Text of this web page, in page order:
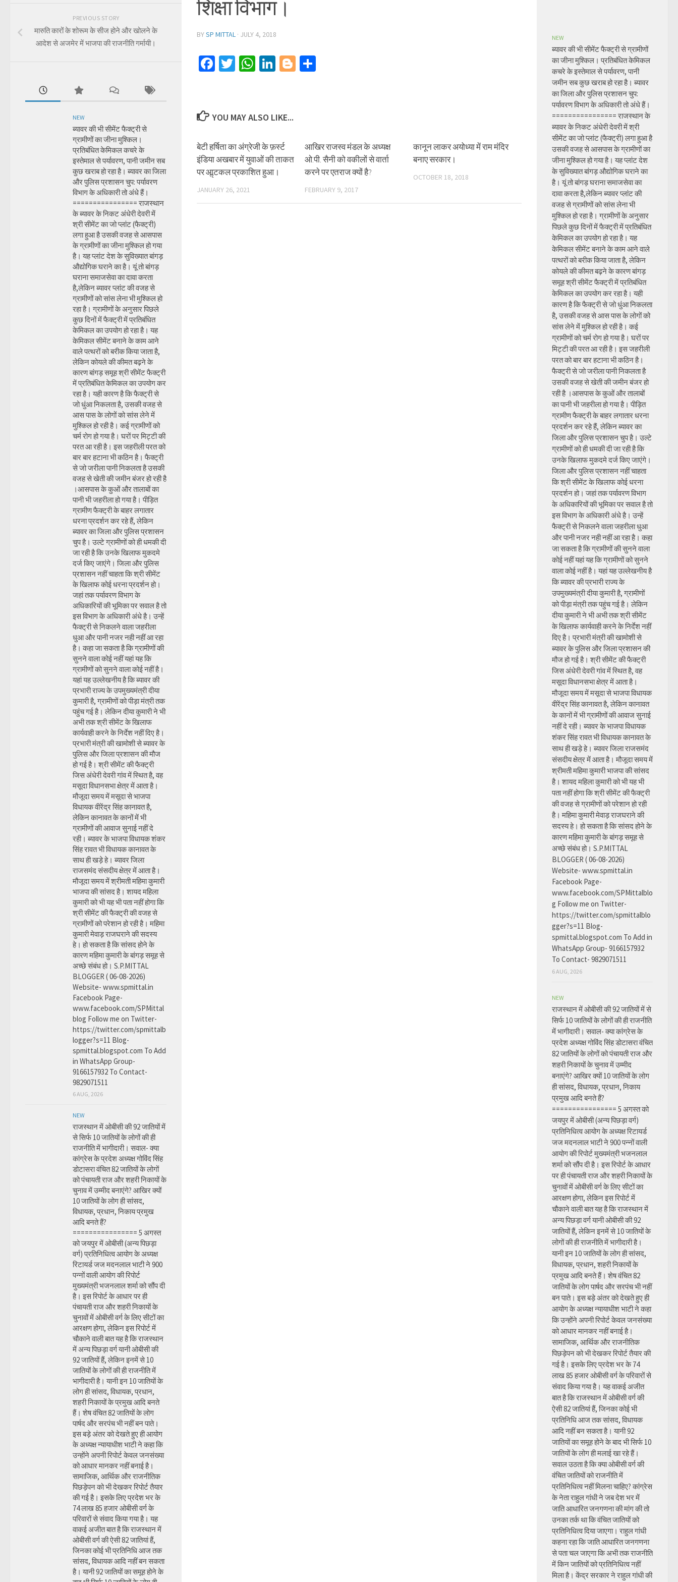
शिक्षा विभाग।
BYSP MITTAL · JULY 4, 2018
Facebook
TwitterWhatsApp
LinkedIn
Blogger
YOU MAY ALSO LIKE...
बेटी हर्षिता का अंग्रेजी के फ़र्स्ट
इंडिया अखबार में युवाओं की ताकत
पर आॢटकल प्रकाशित हुआ।
JANUARY 26, 2021
आखिर राजस्व मंडल के अध्यक्ष
ओ.पी. सैनी को वकीलों से वार्ता
करने पर एतराज क्यों है?
FEBRUARY 9, 2017
कानून लाकर अयोध्या में राम मंदिर
बनाए सरकार।
OCTOBER 18, 2018
PREVIOUS STORY
मारुति कारों के शोरूम के सीज होने और खोलने के
आदेश से अजमेर में भाजपा की राजनीति गर्मायी।
NEW
ब्यावर की भी सीमेंट फैक्ट्री से
ग्रामीणों का जीना मुश्किल।
प्रतिबंधित केमिकल कचरे के
इस्तेमाल से पर्यावरण, पानी जमीन सब
कुछ खराब हो रहा है। ब्यावर का जिला
और पुलिस प्रशासन चुप: पर्यावरण
विभाग के अधिकारी तो अंधे हैं।
================ राजस्थान
के ब्यावर के निकट अंधेरी देवरी में
श्री सीमेंट का जो प्लांट (फैक्ट्री)
लगा हुआ है उसकी वजह से आसपास
के ग्रामीणों का जीना मुश्किल हो गया
है। यह प्लांट देश के सुविख्यात बांगड़
औद्योगिक घराने का है। यूं तो बांगड़
घराना समाजसेवा का दावा करता
है,लेकिन ब्यावर प्लांट की वजह से
ग्रामीणों को सांस लेना भी मुश्किल हो
रहा है। ग्रामीणों के अनुसार पिछले
कुछ दिनों में फैक्ट्री में प्रतिबंधित
केमिकल का उपयोग हो रहा है। यह
केमिकल सीमेंट बनाने के काम आने
वाले पत्थरों को बरीक किया जाता है,
लेकिन कोयले की कीमत बढ़ने के
कारण बांगड़ समूह श्री सीमेंट फैक्ट्री
में प्रतिबंधित केमिकल का उपयोग कर
रहा है। यही कारण है कि फैक्ट्री से
जो धुंआ निकलता है, उसकी वजह से
आस पास के लोगों को सांस लेने में
मुश्किल हो रही है। कई ग्रामीणों को
चर्म रोग हो गया है। घरों पर मिट्टी की
परत आ रही है। इस जहरीली परत को
बार बार हटाना भी कठिन है। फैक्ट्री
से जो जरीला पानी निकलता है उसकी
वजह से खेती की जमीन बंजर हो रही है
।आसपास के कुओं और तालाबों का
पानी भी जहरीला हो गया है। पीड़ित
ग्रामीण फैक्ट्री के बाहर लगातार
धरना प्रदर्शन कर रहे हैं, लेकिन
ब्यावर का जिला और पुलिस प्रशासन
चुप है। उल्टे ग्रामीणों को ही धमकी दी
जा रही है कि उनके खिलाफ मुकदमे
दर्ज किए जाएंगे। जिला और पुलिस
प्रशासन नहीं चाहता कि श्री सीमेंट
के खिलाफ कोई धरना प्रदर्शन हो।
जहां तक पर्यावरण विभाग के
अधिकारियों की भूमिका पर सवाल है तो
इस विभाग के अधिकारी अंधे है। उन्हें
फैक्ट्री से निकलने वाला जहरीला
धुआ और पानी नजर नही नहीं आ रहा
है। कहा जा सकता है कि ग्रामीणों की
सुनने वाला कोई नहीं यहां यह कि
ग्रामीणों को सुनने वाला कोई नहीं है।
यहां यह उल्लेखनीय है कि ब्यावर की
प्रभारी राज्य के उपमुख्यमंत्री दीया
कुमारी है, ग्रामीणों को पीड़ा मंत्री तक
पहुंच गई है। लेकिन दीया कुमारी ने भी
अभी तक श्री सीमेंट के खिलाफ
कार्यवाही करने के निर्देश नहीं दिए है।
प्रभारी मंत्री की खामोशी से ब्यावर के
पुलिस और जिला प्रशासन की मौज
हो गई है। श्री सीमेंट की फैक्ट्री
जिस अंधेरी देवरी गांव में स्थित है, वह
मसूदा विधानसभा क्षेत्र में आता है।
मौजूदा समय में मसूदा से भाजपा
विधायक वीरेंद्र सिंह कानावत है,
लेकिन कानावत के कानों में भी
ग्रामीणों की आवाज सुनाई नहीं दे
रही। ब्यावर के भाजपा विधायक शंकर
सिंह रावत भी विधायक कानावत के
साथ ही खड़े हे। ब्यावर जिला
राजसमंद संसदीय क्षेत्र में आता है।
मौजूदा समय में श्रीमती महिमा कुमारी
भाजपा की सांसद है। शायद महिला
कुमारी को भी यह भी पता नहीं होगा कि
श्री सीमेंट की फैक्ट्री की वजह से
ग्रामीणों को परेशान हो रही है। महिमा
कुमारी मेवाड़ राजघराने की सदस्य
हे। हो सकता है कि सांसद होने के
कारण महिमा कुमारी के बांगड़ समूह से
अच्छे संबंध हो। S.P.MITTAL
BLOGGER ( 06-08-2026)
Website- www.spmittal.in
Facebook Page-
www.facebook.com/SPMittal
blog Follow me on Twitter-
https://twitter.com/spmittalb
logger?s=11 Blog-
spmittal.blogspot.com To Add
in WhatsApp Group-
9166157932 To Contact-
9829071511
6 AUG, 2026
NEW
राजस्थान में ओबीसी की 92 जातियों में
से सिर्फ 10 जातियों के लोगों की ही
राजनीति में भागीदारी। सवाल- क्या
कांग्रेस के प्रदेश अध्यक्ष गोविंद सिंह
डोटासरा वंचित 82 जातियों के लोगों
को पंचायती राज और शहरी निकायों के
चुनाव में उम्मीद बनाएंगे? आखिर क्यों
10 जातियों के लोग ही सांसद,
विधायक, प्रधान, निकाय प्रमुख
आदि बनते हैं?
================ 5 अगस्त
को जयपुर में ओबीसी (अन्य पिछड़ा
वर्ग) प्रतिनिधित्व आयोग के अध्यक्ष
रिटायर्ड जज मदनलाल भाटी ने 900
पन्नों वाली आयोग की रिपोर्ट
मुख्यमंत्री भजनलाल शर्मा को सौंप दी
है। इस रिपोर्ट के आधार पर ही
पंचायती राज और शहरी निकायों के
चुनावों में ओबीसी वर्ग के लिए सीटों का
आरक्षण होगा, लेकिन इस रिपोर्ट में
चौकाने वाली बात यह है कि राजस्थान
में अन्य पिछड़ा वर्ग यानी ओबीसी की
92 जातियों हैं, लेकिन इनमें से 10
जातियों के लोगों की ही राजनीति में
भागीदारी है। यानी इन 10 जातियों के
लोग ही सांसद, विधायक, प्रधान,
शहरी निकायों के प्रमुख आदि बनते
हैं। शेष वंचित 82 जातियों के लोग
पार्षद और सरपंच भी नहीं बन पाते।
इस बड़े अंतर को देखते हुए ही आयोग
के अध्यक्ष न्यायाधीश भाटी ने कहा कि
उन्होंने अपनी रिपोर्ट केवल जनसंख्या
को आधार मानकर नहीं बनाई है।
सामाजिक, आर्थिक और राजनीतिक
पिछड़ेपन को भी देखकर रिपोर्ट तैयार
की गई है। इसके लिए प्रदेश भर के
74 लाख 85 हजार ओबीसी वर्ग के
परिवारों से संवाद किया गया है। यह
वाकई अजीत बात है कि राजस्थान में
ओबीसी वर्ग की ऐसी 82 जातियां हैं,
जिनका कोई भी प्रतिनिधि आज तक
सांसद, विधायक आदि नहीं बन सकता
है। यानी 92 जातियों का समूह होने के
NEW
ब्यावर की भी सीमेंट फैक्ट्री से ग्रामीणों
का जीना मुश्किल। प्रतिबंधित केमिकल
कचरे के इस्तेमाल से पर्यावरण, पानी
जमीन सब कुछ खराब हो रहा है। ब्यावर
का जिला और पुलिस प्रशासन चुप:
पर्यावरण विभाग के अधिकारी तो अंधे हैं।
================ राजस्थान के
ब्यावर के निकट अंधेरी देवरी में श्री
सीमेंट का जो प्लांट (फैक्ट्री) लगा हुआ है
उसकी वजह से आसपास के ग्रामीणों का
जीना मुश्किल हो गया है। यह प्लांट देश
के सुविख्यात बांगड़ औद्योगिक घराने का
है। यूं तो बांगड़ घराना समाजसेवा का
दावा करता है,लेकिन ब्यावर प्लांट की
वजह से ग्रामीणों को सांस लेना भी
मुश्किल हो रहा है। ग्रामीणों के अनुसार
पिछले कुछ दिनों में फैक्ट्री में प्रतिबंधित
केमिकल का उपयोग हो रहा है। यह
केमिकल सीमेंट बनाने के काम आने वाले
पत्थरों को बरीक किया जाता है, लेकिन
कोयले की कीमत बढ़ने के कारण बांगड़
समूह श्री सीमेंट फैक्ट्री में प्रतिबंधित
केमिकल का उपयोग कर रहा है। यही
कारण है कि फैक्ट्री से जो धुंआ निकलता
है, उसकी वजह से आस पास के लोगों को
सांस लेने में मुश्किल हो रही है। कई
ग्रामीणों को चर्म रोग हो गया है। घरों पर
मिट्टी की परत आ रही है। इस जहरीली
परत को बार बार हटाना भी कठिन है।
फैक्ट्री से जो जरीला पानी निकलता है
उसकी वजह से खेती की जमीन बंजर हो
रही है ।आसपास के कुओं और तालाबों
का पानी भी जहरीला हो गया है। पीड़ित
ग्रामीण फैक्ट्री के बाहर लगातार धरना
प्रदर्शन कर रहे हैं, लेकिन ब्यावर का
जिला और पुलिस प्रशासन चुप है। उल्टे
ग्रामीणों को ही धमकी दी जा रही है कि
उनके खिलाफ मुकदमे दर्ज किए जाएंगे।
जिला और पुलिस प्रशासन नहीं चाहता
कि श्री सीमेंट के खिलाफ कोई धरना
प्रदर्शन हो। जहां तक पर्यावरण विभाग
के अधिकारियों की भूमिका पर सवाल है तो
इस विभाग के अधिकारी अंधे है। उन्हें
फैक्ट्री से निकलने वाला जहरीला धुआ
और पानी नजर नही नहीं आ रहा है। कहा
जा सकता है कि ग्रामीणों की सुनने वाला
कोई नहीं यहां यह कि ग्रामीणों को सुनने
वाला कोई नहीं है। यहां यह उल्लेखनीय है
कि ब्यावर की प्रभारी राज्य के
उपमुख्यमंत्री दीया कुमारी है, ग्रामीणों
को पीड़ा मंत्री तक पहुंच गई है। लेकिन
दीया कुमारी ने भी अभी तक श्री सीमेंट
के खिलाफ कार्यवाही करने के निर्देश नहीं
दिए है। प्रभारी मंत्री की खामोशी से
ब्यावर के पुलिस और जिला प्रशासन की
मौज हो गई है। श्री सीमेंट की फैक्ट्री
जिस अंधेरी देवरी गांव में स्थित है, वह
मसूदा विधानसभा क्षेत्र में आता है।
मौजूदा समय में मसूदा से भाजपा विधायक
वीरेंद्र सिंह कानावत है, लेकिन कानावत
के कानों में भी ग्रामीणों की आवाज सुनाई
नहीं दे रही। ब्यावर के भाजपा विधायक
शंकर सिंह रावत भी विधायक कानावत के
साथ ही खड़े हे। ब्यावर जिला राजसमंद
संसदीय क्षेत्र में आता है। मौजूदा समय में
श्रीमती महिमा कुमारी भाजपा की सांसद
है। शायद महिला कुमारी को भी यह भी
पता नहीं होगा कि श्री सीमेंट की फैक्ट्री
की वजह से ग्रामीणों को परेशान हो रही
है। महिमा कुमारी मेवाड़ राजघराने की
सदस्य हे। हो सकता है कि सांसद होने के
कारण महिमा कुमारी के बांगड़ समूह से
अच्छे संबंध हो। S.P.MITTAL
BLOGGER ( 06-08-2026)
Website- www.spmittal.in
Facebook Page-
www.facebook.com/SPMittalblo
g Follow me on Twitter-
https://twitter.com/spmittalblo
gger?s=11 Blog-
spmittal.blogspot.com To Add in
WhatsApp Group- 9166157932
To Contact- 9829071511
6 AUG, 2026
NEW
राजस्थान में ओबीसी की 92 जातियों में से
सिर्फ 10 जातियों के लोगों की ही राजनीति
में भागीदारी। सवाल- क्या कांग्रेस के
प्रदेश अध्यक्ष गोविंद सिंह डोटासरा वंचित
82 जातियों के लोगों को पंचायती राज और
शहरी निकायों के चुनाव में उम्मीद
बनाएंगे? आखिर क्यों 10 जातियों के लोग
ही सांसद, विधायक, प्रधान, निकाय
प्रमुख आदि बनते हैं?
================ 5 अगस्त को
जयपुर में ओबीसी (अन्य पिछड़ा वर्ग)
प्रतिनिधित्व आयोग के अध्यक्ष रिटायर्ड
जज मदनलाल भाटी ने 900 पन्नों वाली
आयोग की रिपोर्ट मुख्यमंत्री भजनलाल
शर्मा को सौंप दी है। इस रिपोर्ट के आधार
पर ही पंचायती राज और शहरी निकायों के
चुनावों में ओबीसी वर्ग के लिए सीटों का
आरक्षण होगा, लेकिन इस रिपोर्ट में
चौकाने वाली बात यह है कि राजस्थान में
अन्य पिछड़ा वर्ग यानी ओबीसी की 92
जातियों हैं, लेकिन इनमें से 10 जातियों के
लोगों की ही राजनीति में भागीदारी है।
यानी इन 10 जातियों के लोग ही सांसद,
विधायक, प्रधान, शहरी निकायों के
प्रमुख आदि बनते हैं। शेष वंचित 82
जातियों के लोग पार्षद और सरपंच भी नहीं
बन पाते। इस बड़े अंतर को देखते हुए ही
आयोग के अध्यक्ष न्यायाधीश भाटी ने कहा
कि उन्होंने अपनी रिपोर्ट केवल जनसंख्या
को आधार मानकर नहीं बनाई है।
सामाजिक, आर्थिक और राजनीतिक
पिछड़ेपन को भी देखकर रिपोर्ट तैयार की
गई है। इसके लिए प्रदेश भर के 74
लाख 85 हजार ओबीसी वर्ग के परिवारों से
संवाद किया गया है। यह वाकई अजीत
बात है कि राजस्थान में ओबीसी वर्ग की
ऐसी 82 जातियां हैं, जिनका कोई भी
प्रतिनिधि आज तक सांसद, विधायक
आदि नहीं बन सकता है। यानी 92
जातियों का समूह होने के बाद भी सिर्फ 10
जातियों के लोग ही मलाई खा रहे हैं।
सवाल उठता है कि क्या ओबीसी वर्ग की
वंचित जातियों को राजनीति में
प्रतिनिधित्व नहीं मिलना चाहिए? कांग्रेस
के नेता राहुल गांधी ने जब देश भर में
जाति आधारित जनगणना की मांग की तो
उनका तर्क था कि वंचित जातियों को
प्रतिनिधित्व दिया जाएगा। राहुल गांधी
कहना रहा कि जाति आधारित जनगणना
से पता चल जाएगा कि अभी तक राजनीति
में किन जातियों को प्रतिनिधित्व नहीं
मिला है। केंद्र सरकार ने राहुल गांधी की